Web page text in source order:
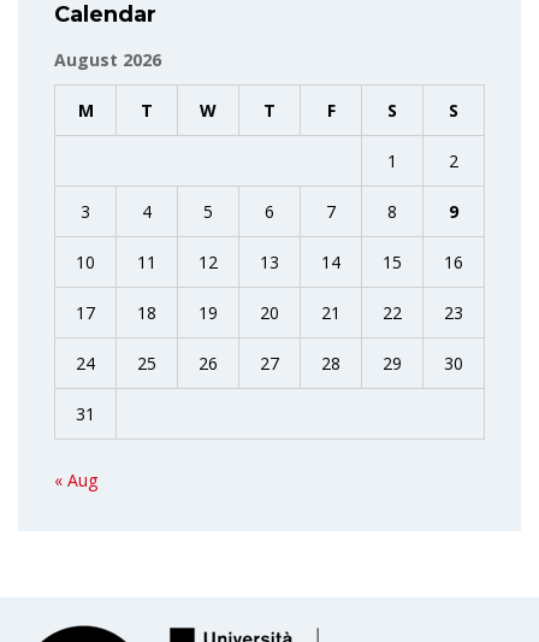
Calendar
August 2026
M T W T F S S
1 2
3 4 5 6 7 8 9
10 11 12 13 14 15 16
17 18 19 20 21 22 23
24 25 26 27 28 29 30
31
« Aug